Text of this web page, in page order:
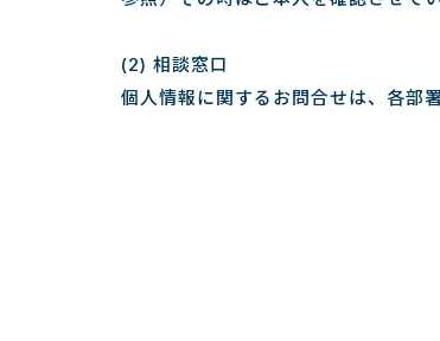
(2) 相談窓口
個人情報に関するお問合せは、各部